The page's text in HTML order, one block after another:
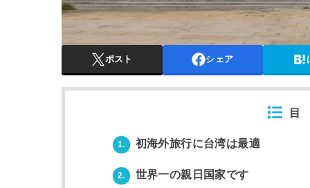
ポスト シェア
目
1. 初海外旅行に台湾は最適
2. 世界一の親日国家です